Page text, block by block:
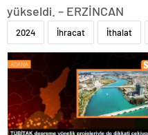
yükseldi. – ERZİNCAN
2024 İhracat İthalat